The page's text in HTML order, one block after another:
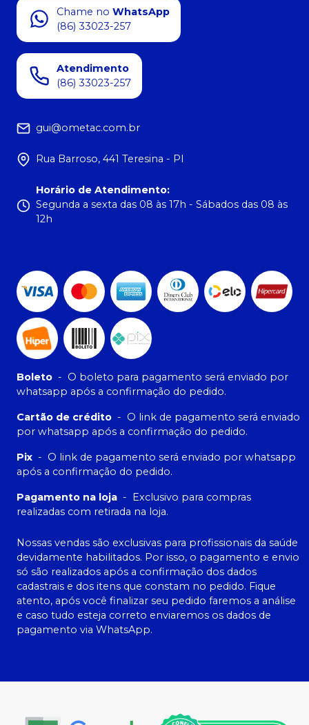
Chame no WhatsApp
(86) 33023-257
Atendimento
(86) 33023-257
gui@ometac.com.br
Rua Barroso, 441 Teresina - PI
Horário de Atendimento:
Segunda a sexta das 08 às 17h - Sábados das 08 às
12h
Boleto - O boleto para pagamento será enviado por
whatsapp após a confirmação do pedido.
Cartão de crédito - O link de pagamento será enviado
por whatsapp após a confirmação do pedido.
Pix - O link de pagamento será enviado por whatsapp
após a confirmação do pedido.
Pagamento na loja -
Exclusivo para compras
realizadas com retirada na loja.
Nossas vendas são exclusivas para profissionais da saúde
devidamente habilitados. Por isso, o pagamento e envio
só são realizados após a confirmação dos dados
cadastrais e dos itens que constam no pedido. Fique
atento, após você finalizar seu pedido faremos a análise
e caso tudo esteja correto enviaremos os dados de
pagamento via WhatsApp.